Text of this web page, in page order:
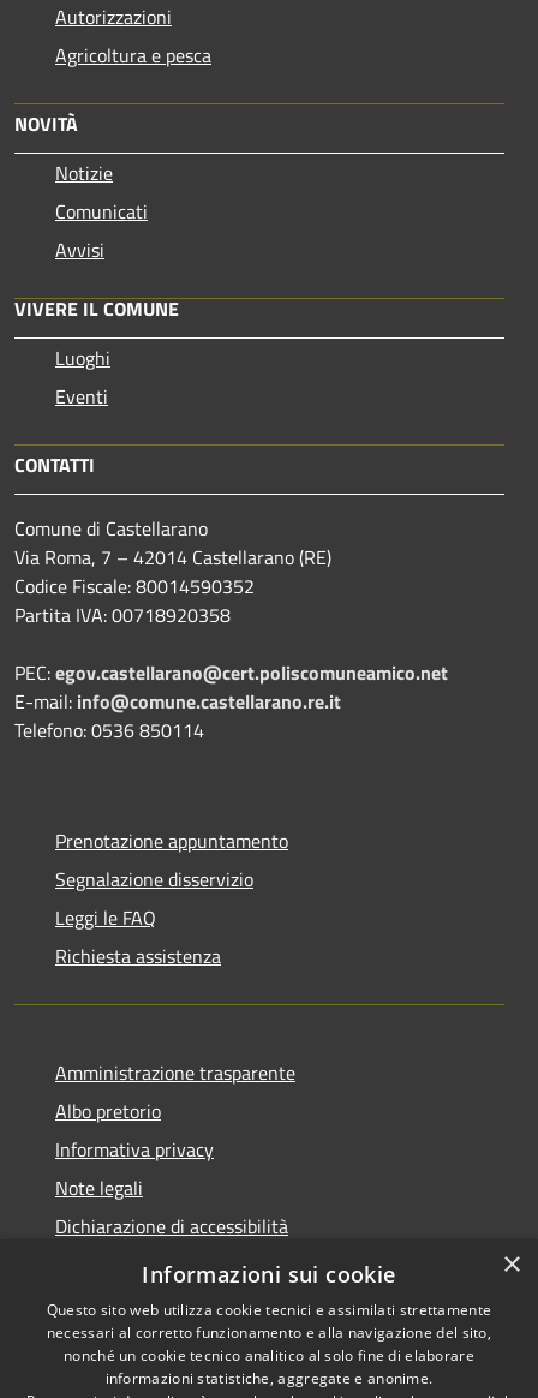
Autorizzazioni
Agricoltura e pesca
NOVITÀ
Notizie
Comunicati
Avvisi
VIVERE IL COMUNE
Luoghi
Eventi
CONTATTI
Comune di Castellarano
Via Roma, 7 – 42014 Castellarano (RE)
Codice Fiscale: 80014590352
Partita IVA: 00718920358
PEC:egov.castellarano@cert.poliscomuneamico.net
E-mail: info@comune.castellarano.re.it
Telefono: 0536 850114
Prenotazione appuntamento
Segnalazione disservizio
Leggi le FAQ
Richiesta assistenza
Amministrazione trasparente
Albo pretorio
Informativa privacy
Note legali
Dichiarazione di accessibilità
Piano di miglioramento del sito
Copyright © 2026 • Comune di
×
Informazioni sui cookie
Questo sito web utilizza cookie tecnici e assimilati strettamente
necessari al corretto funzionamento e alla navigazione del sito,
nonché un cookie tecnico analitico al solo fine di elaborare
informazioni statistiche, aggregate e anonime.